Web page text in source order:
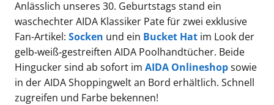
Anlässlich unseres 30. Geburtstags stand ein
waschechter AIDA Klassiker Pate für zwei exklusive
Fan-Artikel: Socken und ein Bucket Hatim Look der
gelb‑weiß‑gestreiften AIDA Poolhandtücher. Beide
Hingucker sind ab sofort im AIDA Onlineshopsowie
in der AIDA Shoppingwelt an Bord erhältlich. Schnell
zugreifen und Farbe bekennen!